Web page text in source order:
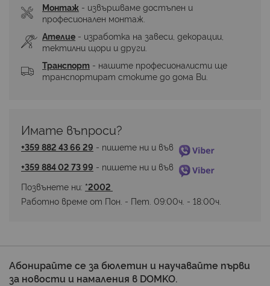
Монтаж - извършваме достъпен и
професионален монтаж.
Ателие - изработка на завеси, декорации,
тектилни щори и други.
Транспорт - нашите професионалисти ще
транспортират стоките до дома Ви.
Имате въпроси?
+359 882 43 66 29 - пишете ни и във
+359 884 02 73 99 - пишете ни и във
Позвънете ни: *2002
Работно време от Пон. - Пет. 09:00ч. - 18:00ч.
Абонирайте се за бюлетин и научавайте първи
за новости и намаления в DOMKO.